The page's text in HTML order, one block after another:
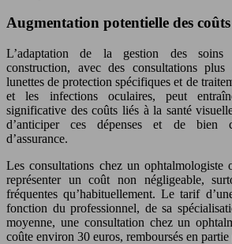
Augmentation potentielle des coûts
L’adaptation de la gestion des soins
construction, avec des consultations plus
lunettes de protection spécifiques et de
et les infections oculaires, peut
significative des coûts liés à la santé
d’anticiper ces dépenses et de bien
d’assurance.
Les consultations chez un ophtalmologiste
représenter un coût non négligeable,
fréquentes qu’habituellement. Le tarif
fonction du professionnel, de sa
moyenne, une consultation chez un
coûte environ 30 euros, remboursés en